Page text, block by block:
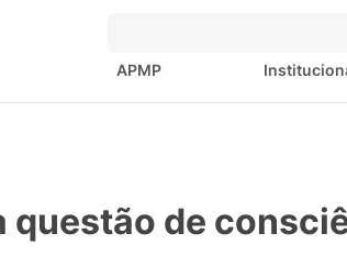
APMP
questão de